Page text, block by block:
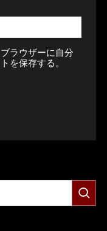
ラウザーに自分
を保存する。